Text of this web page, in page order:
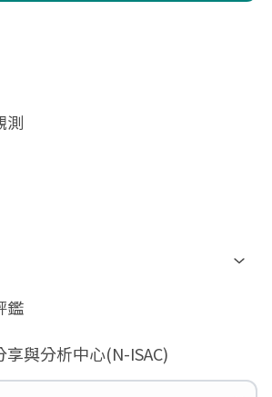
源
單
單
測
鑑
與分析中心(N-ISAC)